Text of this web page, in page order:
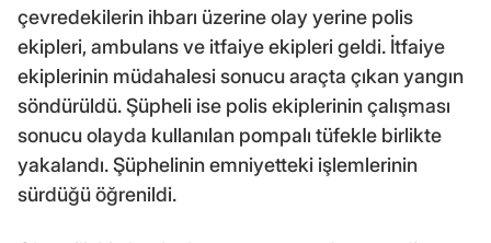
çevredekilerin ihbarı üzerine olay yerine polis
ekipleri, ambulans ve itfaiye ekipleri geldi. İtfaiye
ekiplerinin müdahalesi sonucu araçta çıkan yangın
söndürüldü. Şüpheli ise polis ekiplerinin çalışması
sonucu olayda kullanılan pompalı tüfekle birlikte
yakalandı. Şüphelinin emniyetteki işlemlerinin
sürdüğü öğrenildi.